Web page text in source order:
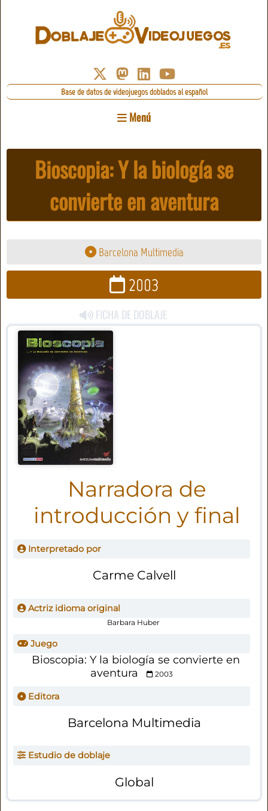
Base de datos de videojuegos doblados al español
Menú
Bioscopia: Y la biología se
convierte en aventura
Barcelona Multimedia
2003
FICHA DE DOBLAJE
Narradora de
introducción y final
Interpretado por
Carme Calvell
Actriz idioma original
Barbara Huber
Juego
Bioscopia: Y la biología se convierte en
aventura
2003
Editora
Barcelona Multimedia
Estudio de doblaje
Global